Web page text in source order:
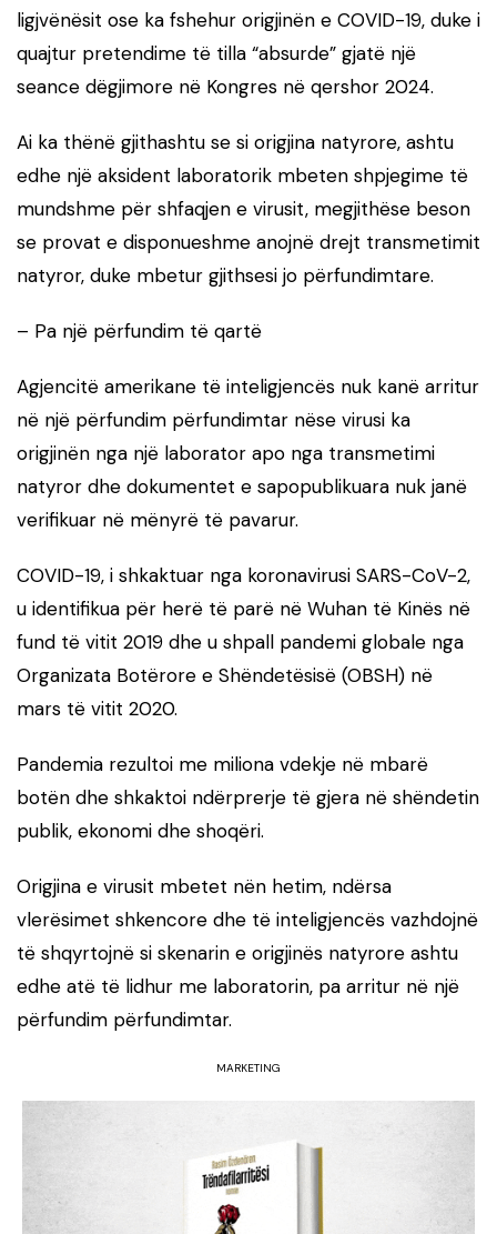
ligjvënësit ose ka fshehur origjinën e COVID-19, duke i
quajtur pretendime të tilla “absurde” gjatë një
seance dëgjimore në Kongres në qershor 2024.
Ai ka thënë gjithashtu se si origjina natyrore, ashtu
edhe një aksident laboratorik mbeten shpjegime të
mundshme për shfaqjen e virusit, megjithëse beson
se provat e disponueshme anojnë drejt transmetimit
natyror, duke mbetur gjithsesi jo përfundimtare.
– Pa një përfundim të qartë
Agjencitë amerikane të inteligjencës nuk kanë arritur
në një përfundim përfundimtar nëse virusi ka
origjinën nga një laborator apo nga transmetimi
natyror dhe dokumentet e sapopublikuara nuk janë
verifikuar në mënyrë të pavarur.
COVID-19, i shkaktuar nga koronavirusi SARS-CoV-2,
u identifikua për herë të parë në Wuhan të Kinës në
fund të vitit 2019 dhe u shpall pandemi globale nga
Organizata Botërore e Shëndetësisë (OBSH) në
mars të vitit 2020.
Pandemia rezultoi me miliona vdekje në mbarë
botën dhe shkaktoi ndërprerje të gjera në shëndetin
publik, ekonomi dhe shoqëri.
Origjina e virusit mbetet nën hetim, ndërsa
vlerësimet shkencore dhe të inteligjencës vazhdojnë
të shqyrtojnë si skenarin e origjinës natyrore ashtu
edhe atë të lidhur me laboratorin, pa arritur në një
përfundim përfundimtar.
MARKETING